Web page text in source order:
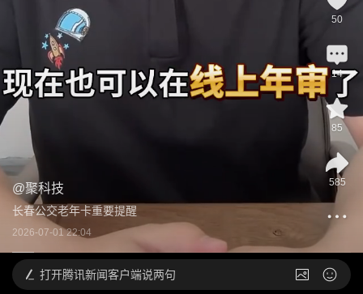
@聚科技
长春公交老年卡重要提醒
2026-07-01 22:04
50
14
85
585
打开腾讯新闻客户端说两句